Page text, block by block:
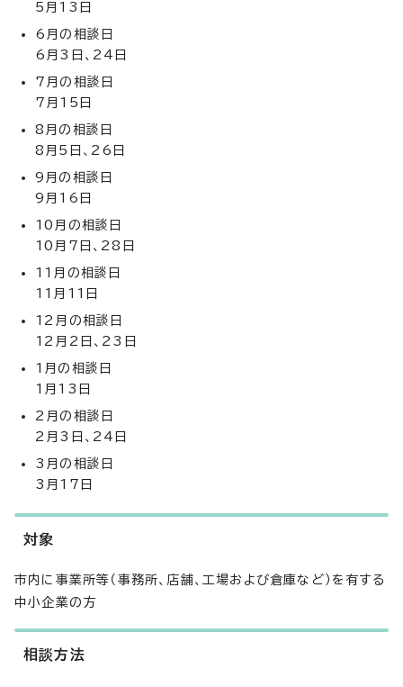
5月13日
6月の相談日
6月3日、24日
7月の相談日
7月15日
8月の相談日
8月5日、26日
9月の相談日
9月16日
10月の相談日
10月7日、28日
11月の相談日
11月11日
12月の相談日
12月2日、23日
1月の相談日
1月13日
2月の相談日
2月3日、24日
3月の相談日
3月17日
対象
市内に事業所等（事務所、店舗、工場および倉庫など）を有する
中小企業の方
相談方法